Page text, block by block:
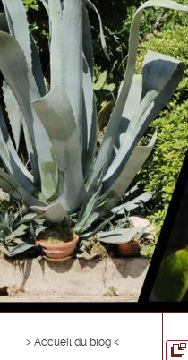
> Accueil du blog <